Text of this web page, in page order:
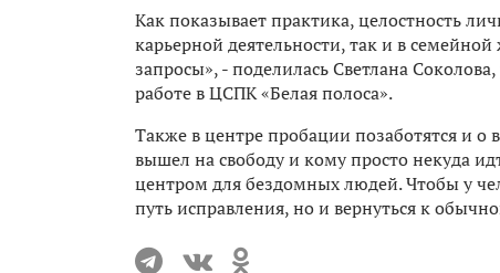
Как показывает практика, целостность
карьерной деятельности, так и в
запросы», - поделилась Светлана
работе в ЦСПК «Белая полоса».
Также в центре пробации позаботятся и
вышел на свободу и кому просто некуда
центром для бездомных людей. Чтобы у
путь исправления, но и вернуться к